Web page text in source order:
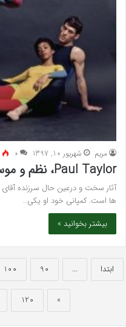
مريم شهریور 10, 1397 ۰
Paul Taylor، نظم و موسیقی را به رقص مدرن آورد
ها است. کمپانی خود او یکی…
بیشتر بخوانید »
ابتدا ...
90
100
»
120